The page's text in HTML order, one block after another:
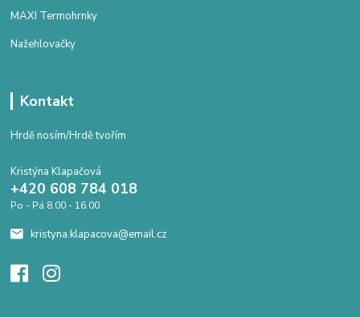
MAXI Termohrnky
Nažehlovačky
Kontakt
Hrdě nosím/Hrdě tvořím
Kristýna Klapačová
+420 608 784 018
Po - Pá 8.00 - 16.00
kristyna.klapacova@email.cz